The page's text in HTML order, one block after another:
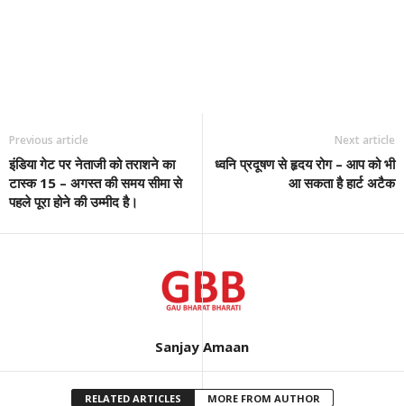
Previous article
इंडिया गेट पर नेताजी को तराशने का
टास्क 15 – अगस्त की समय सीमा से
पहले पूरा होने की उम्मीद है।
Next article
ध्वनि प्रदूषण से हृदय रोग – आप को भी
आ सकता है हार्ट अटैक
Sanjay Amaan
RELATED ARTICLES MORE FROM AUTHOR